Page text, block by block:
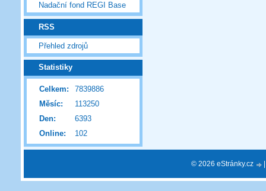
Nadační fond REGI Base
RSS
Přehled zdrojů
Statistiky
Online: 102
Celkem:
7839886
Měsíc:
113250
Den:
6393
© 2026 eStránky.cz